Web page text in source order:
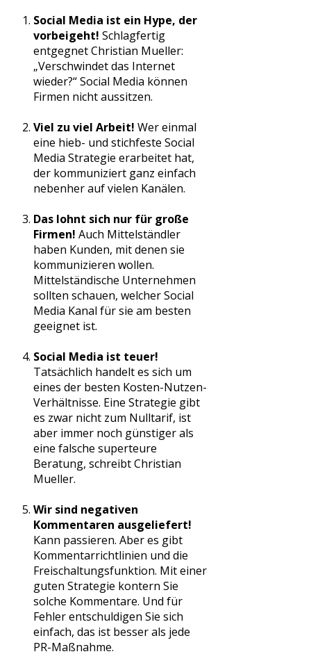
Social Media ist ein Hype, der
vorbeigeht! Schlagfertig
entgegnet Christian Mueller:
„Verschwindet das Internet
wieder?“ Social Media können
Firmen nicht aussitzen.
Viel zu viel Arbeit! Wer einmal
eine hieb- und stichfeste Social
Media Strategie erarbeitet hat,
der kommuniziert ganz einfach
nebenher auf vielen Kanälen.
Das lohnt sich nur für große
Firmen! Auch Mittelständler
haben Kunden, mit denen sie
kommunizieren wollen.
Mittelständische Unternehmen
sollten schauen, welcher Social
Media Kanal für sie am besten
geeignet ist.
Social Media ist teuer!
Tatsächlich handelt es sich um
eines der besten Kosten-Nutzen-
Verhältnisse. Eine Strategie gibt
es zwar nicht zum Nulltarif, ist
aber immer noch günstiger als
eine falsche superteure
Beratung, schreibt Christian
Mueller.
Wir sind negativen
Kommentaren ausgeliefert!
Kann passieren. Aber es gibt
Kommentarrichtlinien und die
Freischaltungsfunktion. Mit einer
guten Strategie kontern Sie
solche Kommentare. Und für
Fehler entschuldigen Sie sich
einfach, das ist besser als jede
PR-Maßnahme.